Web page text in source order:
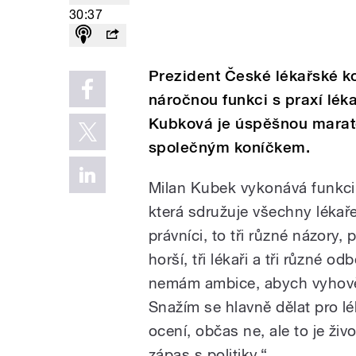
30:37
Prezident České lékařské
náročnou funkci s praxí
Kubková je úspěšnou
společným koníčkem.
Milan Kubek vykonává
která sdružuje všechny
právníci, to tři různé názory,
horší, tři lékaři a tři různé
nemám ambice, abych
Snažím se hlavně dělat pro
ocení, občas ne, ale to je